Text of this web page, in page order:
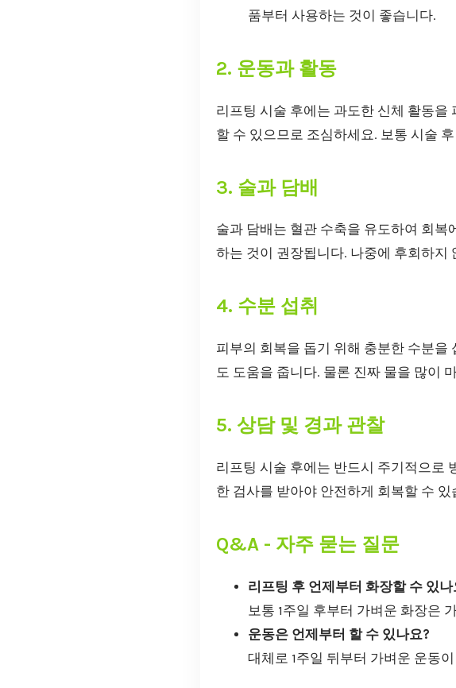
품부터 사용하는 것이 좋습니다.
2. 운동과 활동
리프팅 시술 후에는 과도한 신체 활동
할 수 있으므로 조심하세요. 보통 시술
3. 술과 담배
술과 담배는 혈관 수축을 유도하여 회복
하는 것이 권장됩니다. 나중에 후회하지
4. 수분 섭취
피부의 회복을 돕기 위해 충분한 수분을
도 도움을 줍니다. 물론 진짜 물을 많이
5. 상담 및 경과 관찰
리프팅 시술 후에는 반드시 주기적으로
한 검사를 받아야 안전하게 회복할 수
Q&A - 자주 묻는 질문
리프팅 후 언제부터 화장할 수 있나
보통 1주일 후부터 가벼운 화장은
운동은 언제부터 할 수 있나요?
대체로 1주일 뒤부터 가벼운 운동